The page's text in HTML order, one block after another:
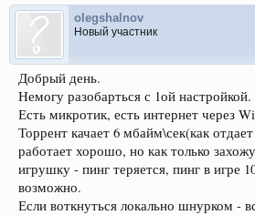
olegshalnov
Новый участник
Добрый день.
Немогу разобарться с 1ой настройкой.
Есть микротик, есть интернет через
Торрент качает 6 мбайм\сек(как
работает хорошо, но как только
игрушку - пинг теряется, пинг в игре
возможно.
Если воткнуться локально шнурком -